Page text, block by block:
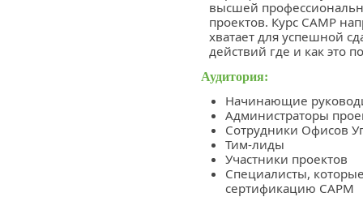
высшей
проектов. Курс CAMP
хватает для успешной
действий где и как это
Аудитория:
Начинающие
Администраторы
Сотрудники Офисов
Тим-лиды
Участники проектов
Специалисты,
сертификацию CAPM